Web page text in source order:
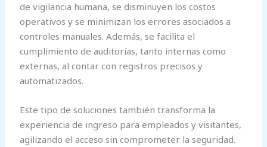
de vigilancia humana, se disminuyen los costos
operativos y se minimizan los errores asociados a
controles manuales. Además, se facilita el
cumplimiento de auditorías, tanto internas como
externas, al contar con registros precisos y
automatizados.
Este tipo de soluciones también transforma la
experiencia de ingreso para empleados y visitantes,
agilizando el acceso sin comprometer la seguridad.